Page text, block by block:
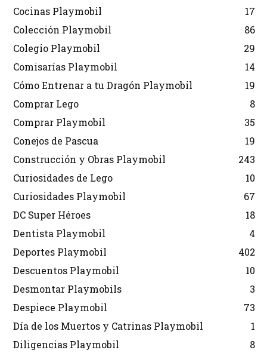
Cocinas Playmobil
17
Colección Playmobil
86
Colegio Playmobil
29
Comisarías Playmobil
14
Cómo Entrenar a tu Dragón Playmobil
19
Comprar Lego
8
Comprar Playmobil
35
Conejos de Pascua
19
Construcción y Obras Playmobil
243
Curiosidades de Lego
10
Curiosidades Playmobil
67
DC Super Héroes
18
Dentista Playmobil
4
Deportes Playmobil
402
Descuentos Playmobil
10
Desmontar Playmobils
3
Despiece Playmobil
73
Día de los Muertos y Catrinas Playmobil
1
Diligencias Playmobil
8